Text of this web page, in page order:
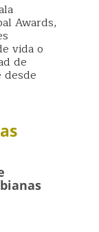
Awards,
vida o
de